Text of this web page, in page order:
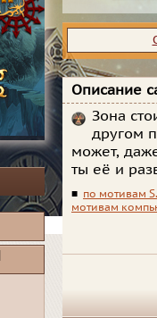
Описание
Зона
другом
может,
ты её и
■ по мотивам
мотивам